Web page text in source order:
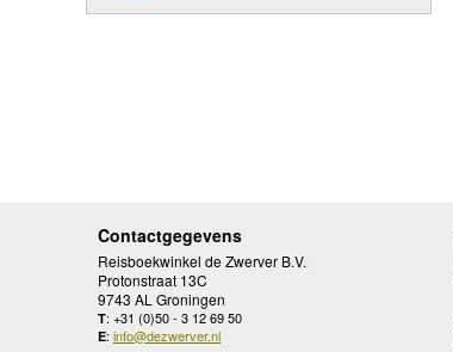
Contactgegevens
Reisboekwinkel de Zwerver B.V.
Protonstraat 13C
9743 AL Groningen
T: +31 (0)50 - 3 12 69 50
E: info@dezwerver.nl